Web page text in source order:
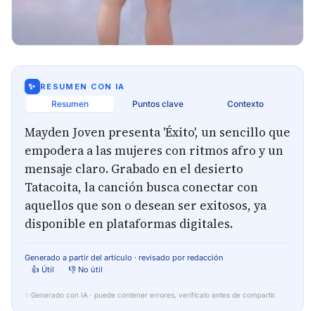
✨ RESUMEN CON IA
Resumen Puntos clave Contexto
Mayden Joven presenta 'Éxito', un sencillo que
empodera a las mujeres con ritmos afro y un
mensaje claro. Grabado en el desierto
Tatacoita, la canción busca conectar con
aquellos que son o desean ser exitosos, ya
disponible en plataformas digitales.
Generado a partir del artículo · revisado por redacción
👍 Útil
👎 No útil
✨ Generado con IA · puede contener errores, verifícalo antes de compartir.